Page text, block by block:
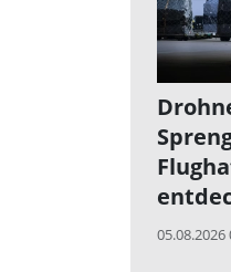
05.08.2026